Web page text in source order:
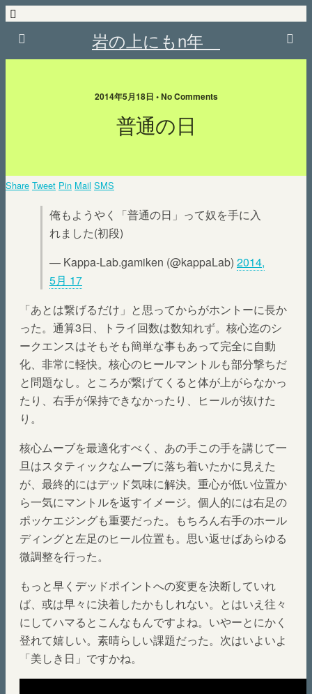
岩の上にもn年
2014年5月18日 • No Comments
普通の日
Share Tweet Pin Mail SMS
俺もようやく「普通の日」って奴を手に入
れました(初段)
— Kappa-Lab.gamiken (@kappaLab) 2014,
5月 17
「あとは繋げるだけ」と思ってからがホントーに長か
った。通算3日、トライ回数は数知れず。核心迄のシ
ークエンスはそもそも簡単な事もあって完全に自動
化、非常に軽快。核心のヒールマントルも部分撃ちだ
と問題なし。ところが繋げてくると体が上がらなかっ
たり、右手が保持できなかったり、ヒールが抜けた
り。
核心ムーブを最適化すべく、あの手この手を講じて一
旦はスタティックなムーブに落ち着いたかに見えた
が、最終的にはデッド気味に解決。重心が低い位置か
ら一気にマントルを返すイメージ。個人的には右足の
ポッケエジングも重要だった。もちろん右手のホール
ディングと左足のヒール位置も。思い返せばあらゆる
微調整を行った。
もっと早くデッドポイントへの変更を決断していれ
ば、或は早々に決着したかもしれない。とはいえ往々
にしてハマるとこんなもんですよね。いやーとにかく
登れて嬉しい。素晴らしい課題だった。次はいよいよ
「美しき日」ですかね。